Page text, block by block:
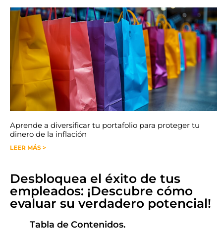
Aprende a diversificar tu portafolio para proteger tu
dinero de la inflación
LEER MÁS >
Desbloquea el éxito de tus
empleados: ¡Descubre cómo
evaluar su verdadero potencial!
Tabla de Contenidos.